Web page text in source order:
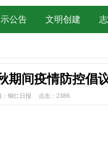
公告 文明创建
期间疫情防控倡
铜仁日报 点击： 2386